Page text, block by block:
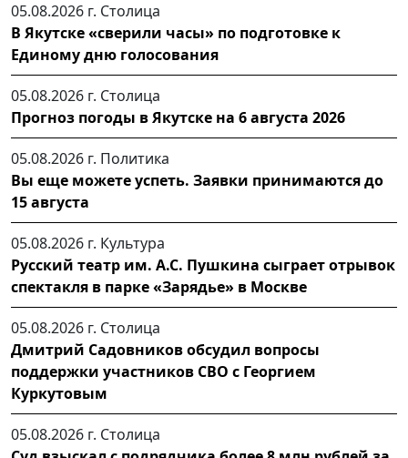
05.08.2026 г. Столица
В Якутске «сверили часы» по подготовке к
Единому дню голосования
05.08.2026 г. Столица
Прогноз погоды в Якутске на 6 августа 2026
05.08.2026 г. Политика
Вы еще можете успеть. Заявки принимаются до
15 августа
05.08.2026 г. Культура
Русский театр им. А.С. Пушкина сыграет отрывок
спектакля в парке «Зарядье» в Москве
05.08.2026 г. Столица
Дмитрий Садовников обсудил вопросы
поддержки участников СВО с Георгием
Куркутовым
05.08.2026 г. Столица